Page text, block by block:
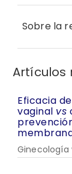
Sobre la
Artículos
Eficacia
vaginal vs
Ginecología